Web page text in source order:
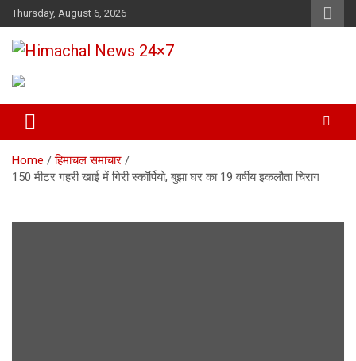
Skip
to
content
Thursday, August 6, 2026
Himachal News 24×7
Home
हिमाचल समाचार
150 मीटर गहरी खाई में गिरी स्कॉर्पियो, बुझा घर का 19 वर्षीय इकलौता चिराग